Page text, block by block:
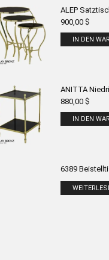
ALEP
900,00$
IN DEN
ANITTA
880,00$
IN DEN
6389